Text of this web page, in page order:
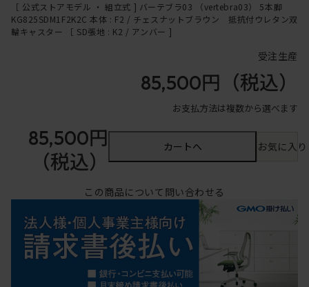
［ 公式ストアモデル ・ 組立式 ] バーテブラ03 （vertebra03） 5本脚
KG825SDM1F2K2C 本体 : F2 / チェスナットブラウン 抵抗付ウレタン双
輪キャスター ［ SD張地 : K2 / アンバー ]
受注生産
85,500円 （税込）
お支払方法は複数から選べます
85,500円
（税込）
カートへ お気に入
この商品について問い合わせる